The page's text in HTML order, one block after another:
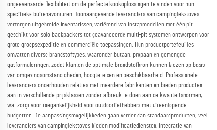
ongeëvenaarde flexibiliteit om de perfecte kookoplossingen te vinden voor hun
specifieke buitenavonturen. Toonaangevende leveranciers van campinglekstoves
verzorgen uitgebreide inventarissen, variërend van instapmodellen met één pit
geschikt voor solo backpackers tot geavanceerde multi-pit systemen ontworpen voor
grote groepsexpeditie en commerciële toepassingen. Hun productportefeuilles
omvatten diverse brandstoftypes, waaronder butaan, propaan en gemengde
gasformuleringen, zodat klanten de optimale brandstofbron kunnen kiezen op basis
van omgevingsomstandigheden, hoogte-eisen en beschikbaarheid. Professionele
leveranciers onderhouden relaties met meerdere fabrikanten en bieden producten
aan in verschillende prijsklassen zonder afbreuk te doen aan de kwaliteitsnormen,
wat zorgt voor toegankelijkheid voor outdoorliefhebbers met uiteenlopende
budgetten. De aanpassingsmogelijkheden gaan verder dan standaardproducten; veel
leveranciers van campinglekstoves bieden modificatiediensten, integratie van